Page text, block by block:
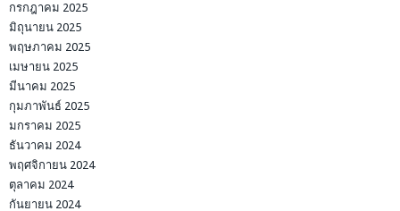
กรกฎาคม 2025
มิถุนายน 2025
พฤษภาคม 2025
เมษายน 2025
มีนาคม 2025
กุมภาพันธ์ 2025
มกราคม 2025
ธันวาคม 2024
พฤศจิกายน 2024
ตุลาคม 2024
กันยายน 2024